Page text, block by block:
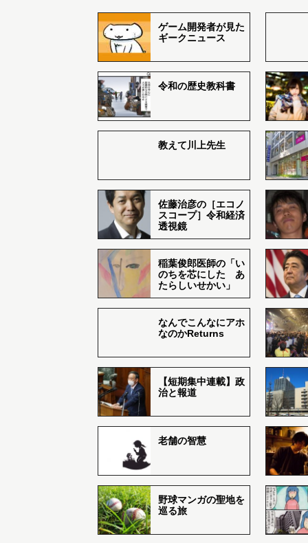
ゲーム開発者が見た
ギークニュース
令和の歴史教科書
教えて川上先生
佐藤治彦の［エコノ
スコープ］令和経済
透視鏡
稲葉俊郎医師の「い
のちを芯にした あ
たらしいせかい」
なんでこんなにアホ
なのかReturns
【短期集中連載】政
治と報道
老舗の智慧
野球マンガの聖地を
巡る旅